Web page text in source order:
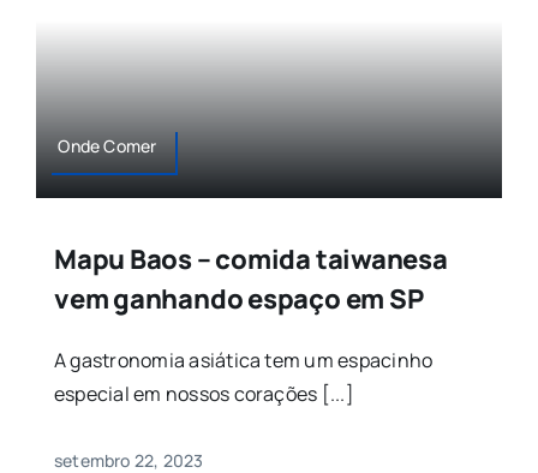
Onde Comer
Mapu Baos – comida taiwanesa
vem ganhando espaço em SP
A gastronomia asiática tem um espacinho
especial em nossos corações [...]
setembro 22, 2023